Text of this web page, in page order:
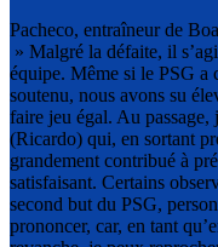
Pacheco, entraîneur de
» Malgré la défaite, il
équipe. Même si le PSG a
soutenu, nous avons su
faire jeu égal. Au
(Ricardo) qui, en sortant
grandement contribué à
satisfaisant. Certains
second but du PSG,
prononcer, car, en tant